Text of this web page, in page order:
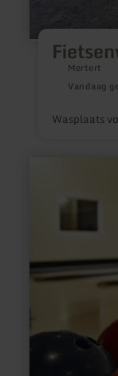
Mertert
Vandaag
Wasplaats
Bowling